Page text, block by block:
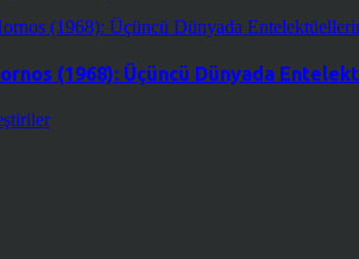
(1968): Üçüncü Dünyada